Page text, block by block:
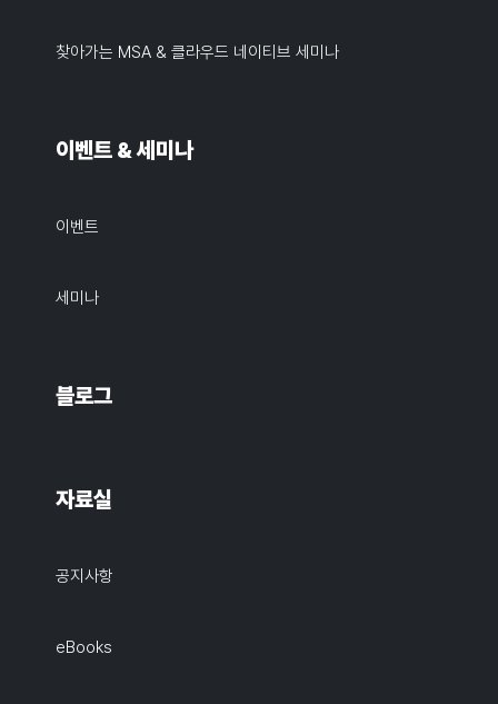
찾아가는 MSA & 클라우드 네이티브 세미나
이벤트 & 세미나
이벤트
세미나
블로그
자료실
공지사항
eBooks